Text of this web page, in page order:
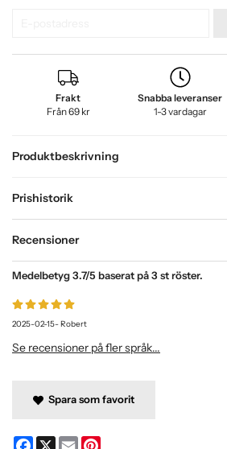
Frakt
Från 69 kr
Snabba leveranser
1-3 vardagar
Produktbeskrivning
Prishistorik
Recensioner
Medelbetyg3.7/5 baserat på3st röster.
2025-02-15-Robert
Se recensioner på fler språk...
Spara som favorit
Facebook
X Email